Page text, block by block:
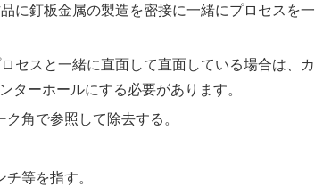
に釘板金属の製造を密接に一緒にプロセスを一
セスと一緒に直面して直面している場合は、カ
ターホールにする必要があります。
角で参照して除去する。
等を指す。